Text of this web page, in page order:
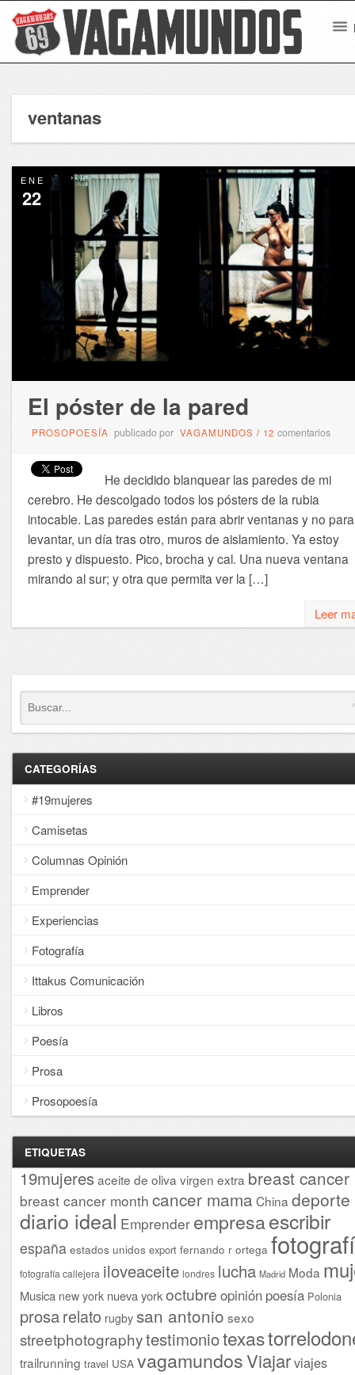
ventanas
ENE
22
El póster de la pared
PROSOPOESÍA publicado por VAGAMUNDOS / 12 comentarios
He decidido blanquear las paredes de mi
cerebro. He descolgado todos los pósters de la rubia
intocable. Las paredes están para abrir ventanas y no para
levantar, un día tras otro, muros de aislamiento. Ya estoy
presto y dispuesto. Pico, brocha y cal. Una nueva ventana
mirando al sur; y otra que permita ver la […]
Leer
CATEGORÍAS
#19mujeres
Camisetas
Columnas Opinión
Emprender
Experiencias
Fotografía
Ittakus Comunicación
Libros
Poesía
Prosa
Prosopoesía
ETIQUETAS
19mujeresaceite de oliva virgen extra breast cancer
breast cancer month cancer mama China deporte
diario ideal Emprender empresaescribir
españa estados unidos export fernando r ortega
fotografía callejera iloveaceite londres lucha Madrid Moda
Musica new york nueva yorkoctubre opinión poesía Polonia
prosarelato rugby san antonio sexo
streetphotographytestimoniotexas
trailrunning travel USA vagamundosViajarviajes